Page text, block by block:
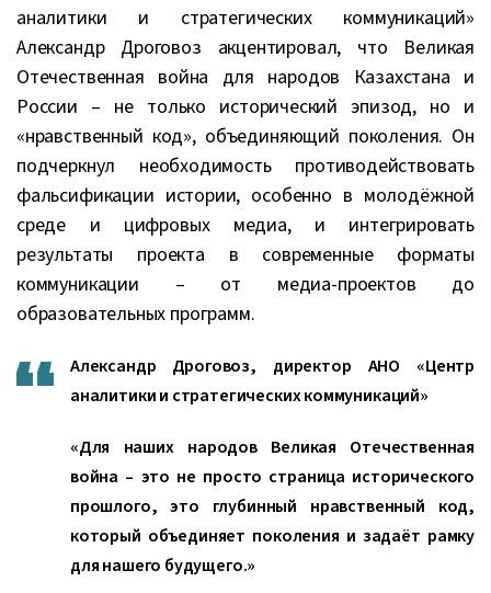
аналитики и стратегических коммуникаций»
Александр Дроговоз акцентировал, что Великая
Отечественная война для народов Казахстана и
России – не только исторический эпизод, но и
«нравственный код», объединяющий поколения. Он
подчеркнул необходимость противодействовать
фальсификации истории, особенно в молодёжной
среде и цифровых медиа, и интегрировать
результаты проекта в современные форматы
коммуникации – от медиа-проектов до
образовательных программ.
Александр Дроговоз, директор АНО «Центр
аналитики и стратегических коммуникаций»
«Для наших народов Великая Отечественная
война – это не просто страница исторического
прошлого, это глубинный нравственный код,
который объединяет поколения и задаёт рамку
для нашего будущего.»